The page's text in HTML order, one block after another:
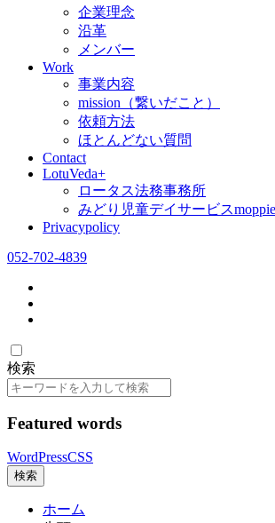
企業理念
沿革
メンバー
Work
事業内容
mission（繋いだこと）
依頼方法
ほとんどない質問
Contact
LotuVeda+
ロータス法務事務所
みどり児童デイサービス
Privacypolicy
052-702-4839
検索
検
Featured words
WordPressCSS
検索
ホーム